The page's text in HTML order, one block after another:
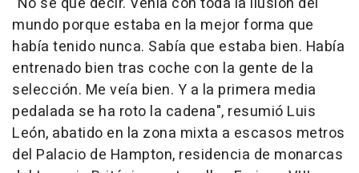
mundo porque estaba en la mejor forma que
había tenido nunca. Sabía que estaba bien. Había
entrenado bien tras coche con la gente de la
selección. Me veía bien. Y a la primera media
pedalada se ha roto la cadena", resumió Luis
León, abatido en la zona mixta a escasos metros
del Palacio de Hampton, residencia de monarcas